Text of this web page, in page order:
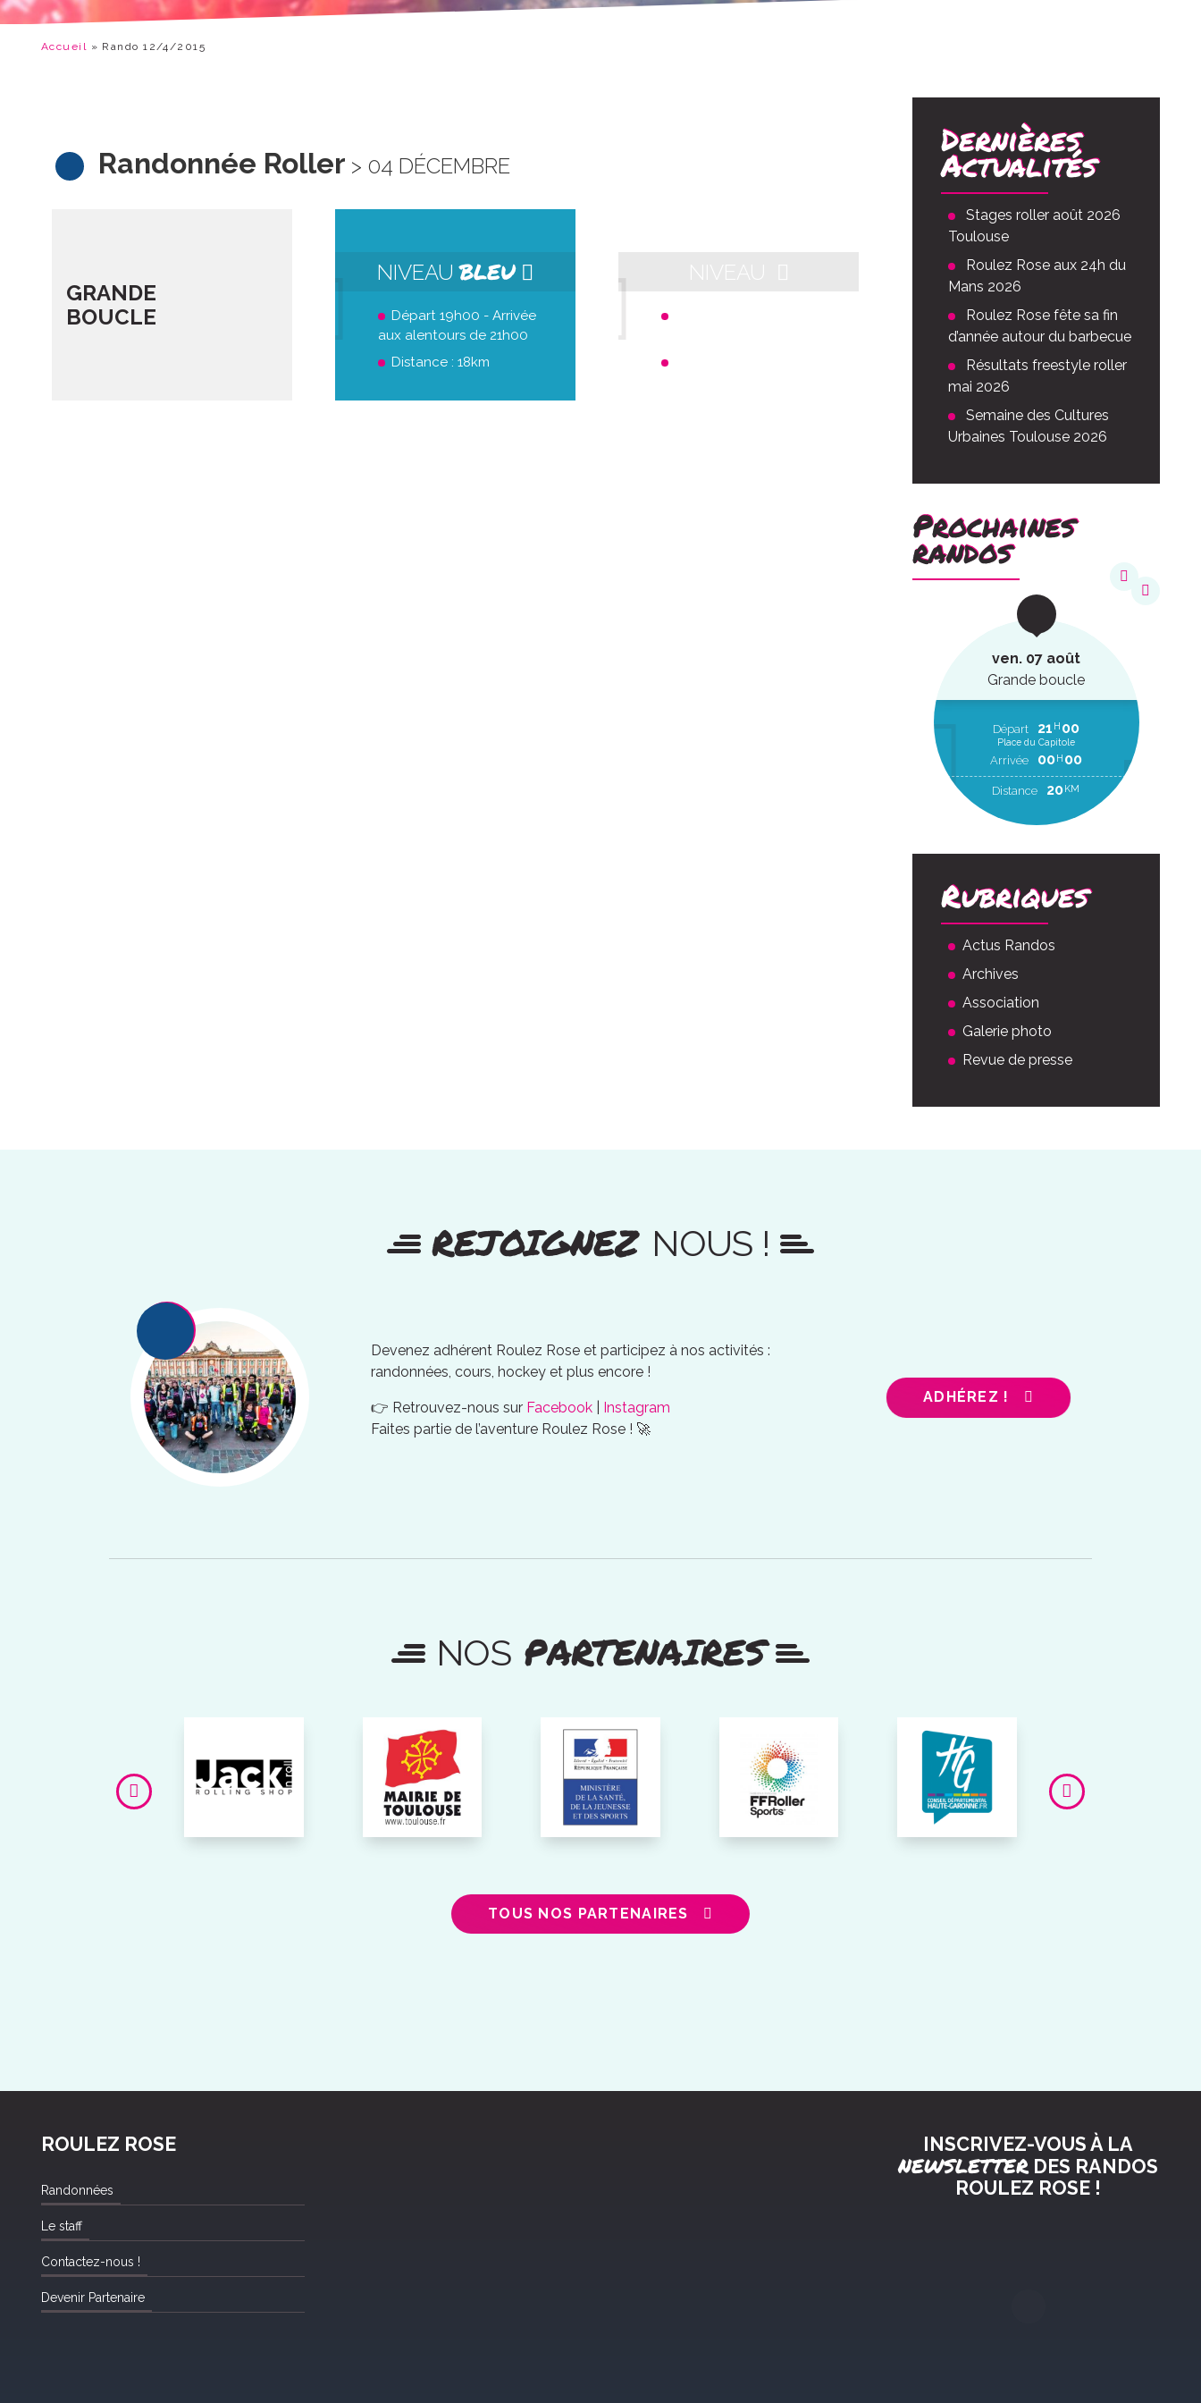
Accueil » Rando 12/4/2015
Randonnée Roller > 04 DÉCEMBRE
GRANDE
BOUCLE
NIVEAUBLEU
Départ 19h00 - Arrivée
aux alentours de 21h00
Distance : 18km
Dernières
Actualités
Stages roller août 2026
Toulouse
Roulez Rose aux 24h du
Mans 2026
Roulez Rose fête sa fin
d’année autour du barbecue
Résultats freestyle roller
mai 2026
Semaine des Cultures
Urbaines Toulouse 2026
Prochaines
randos
ven. 07 août
Grande boucle
Départ 21 H 00
Place du Capitole
Arrivée 00H 00
Distance 20KM
Rubriques
Actus Randos
Archives
Association
Galerie photo
Revue de presse
REJOIGNEZ NOUS !
Devenez adhérent Roulez Rose et participez à nos activités :
randonnées, cours, hockey et plus encore !
👉 Retrouvez-nous sur Facebook
Instagram
Faites partie de l’aventure Roulez Rose ! 🚀
ADHÉREZ !
NOSPARTENAIRES
TOUS NOS PARTENAIRES
ROULEZ ROSE
Randonnées
Le staff
Contactez-nous !
Devenir Partenaire
INSCRIVEZ-VOUS À LA
NEWSLETTERDES RANDOS
ROULEZ ROSE !